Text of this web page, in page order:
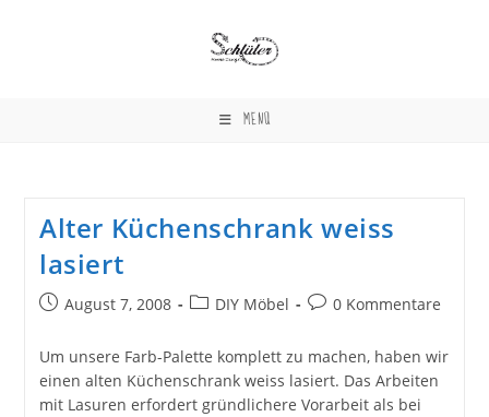
MENÜ
Alter Küchenschrank weiss
lasiert
BeitragAugust 7, 2008
Beitrags-
DIY Möbel
Beitrags-
0 Kommentare
Um unsere Farb-Palette komplett zu machen, haben wir
einen alten Küchenschrank weiss lasiert. Das Arbeiten
mit Lasuren erfordert gründlichere Vorarbeit als bei